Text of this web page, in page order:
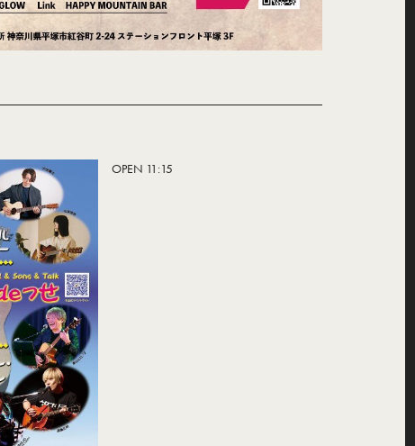
OPEN 11:15